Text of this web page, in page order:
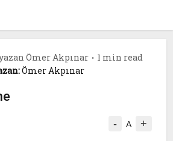
Ömer Akpınar
1 min read
Ömer Akpınar
- A +